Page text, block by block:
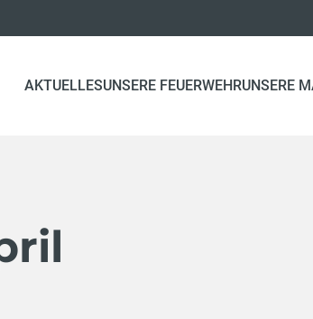
AKTUELLESUNSERE FEUERWEHRUNSERE